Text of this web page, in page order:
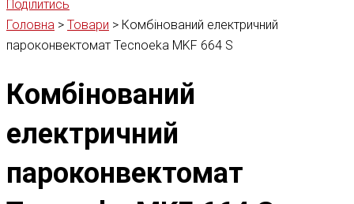
Поділитись
Головна > Товари > Комбінований електричний
пароконвектомат Tecnoeka MKF 664 S
Комбінований
електричний
пароконвектомат